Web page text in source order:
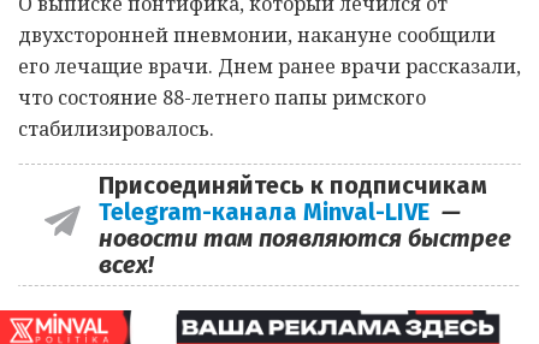
двухсторонней пневмонии, накануне сообщили
его лечащие врачи. Днем ранее врачи рассказали,
что состояние 88-летнего папы римского
стабилизировалось.
Присоединяйтесь к подписчикам
Telegram-канала Minval-LIVE —
новости там появляются быстрее
всех!